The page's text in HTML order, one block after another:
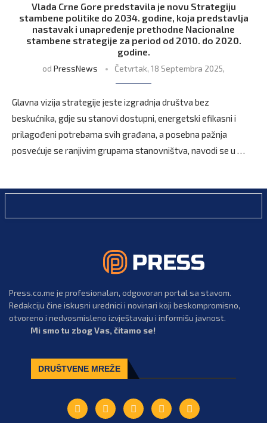
Vlada Crne Gore predstavila je novu Strategiju
stambene politike do 2034. godine, koja predstavlja
nastavak i unapređenje prethodne Nacionalne
stambene strategije za period od 2010. do 2020.
godine.
od PressNews Četvrtak, 18 Septembra 2025,
Glavna vizija strategije jeste izgradnja društva bez
beskućnika, gdje su stanovi dostupni, energetski efikasni i
prilagođeni potrebama svih građana, a posebna pažnja
posvećuje se ranjivim grupama stanovništva, navodi se u …
Press.co.me je profesionalan, odgovoran portal sa stavom.
Redakciju čine iskusni urednici i novinari koji beskompromisno,
otvoreno i nedvosmisleno izvještavaju i informišu javnost.
Mi smo tu zbog Vas, čitamo se!
DRUŠTVENE MREŽE